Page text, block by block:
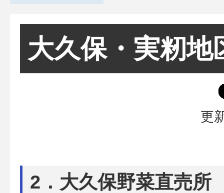
大久保・実籾地
更
2．大久保野菜直売所